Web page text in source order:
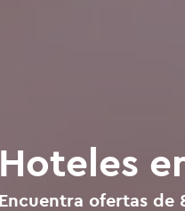
Hoteles
Encuentra ofertas de